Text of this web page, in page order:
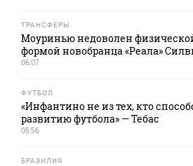
ТРАНСФЕРЫ
Моуринью недоволен
формой новобранца «Реала»
06:07
ФУТБОЛ
«Инфантино не из тех, кто
развитию футбола» — Тебас
05:56
БРАЗИЛИЯ